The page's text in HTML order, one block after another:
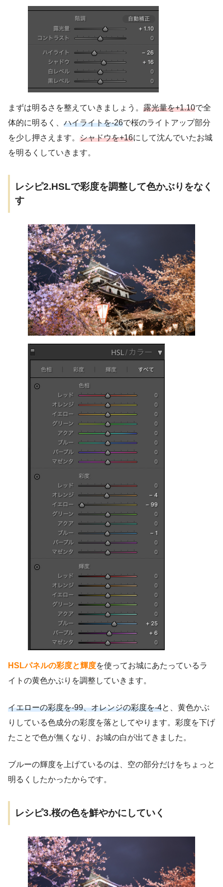
まずは明るさを整えていきましょう。 露光量を+1.10で全
体的に明るく、 ハイライトを-26で桜のライトアップ部分
を少し押さえます。 シャドウを+16にして沈んでいたお城
を明るくしていきます。
レシピ2.HSLで彩度を調整して色かぶりをなく
す
HSLパネルの彩度と輝度を使ってお城にあたっているラ
イトの黄色かぶりを調整していきます。
イエローの彩度を-99、オレンジの彩度を-4と、黄色かぶ
りしている色成分の彩度を落としてやります。彩度を下げ
たことで色が無くなり、お城の白が出てきました。
ブルーの輝度を上げているのは、空の部分だけをちょっと
明るくしたかったからです。
レシピ3.桜の色を鮮やかにしていく